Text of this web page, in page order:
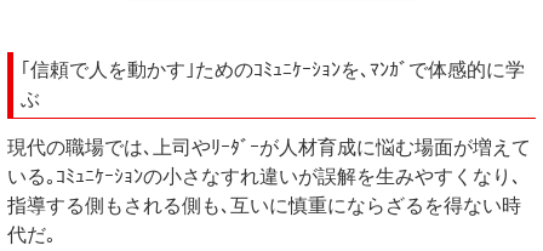
｢信頼で人を動かす｣ためのｺﾐｭﾆｹｰｼｮﾝを､ﾏﾝｶﾞで体感的に学
ぶ
現代の職場では､上司やﾘｰﾀﾞｰが人材育成に悩む場面が増えて
いる｡ｺﾐｭﾆｹｰｼｮﾝの小さなすれ違いが誤解を生みやすくなり､
指導する側もされる側も､互いに慎重にならざるを得ない時
代だ｡